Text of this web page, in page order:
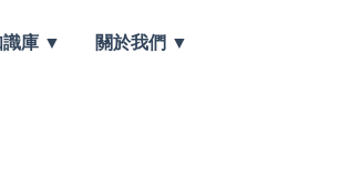
識庫 ▼ 關於我們 ▼